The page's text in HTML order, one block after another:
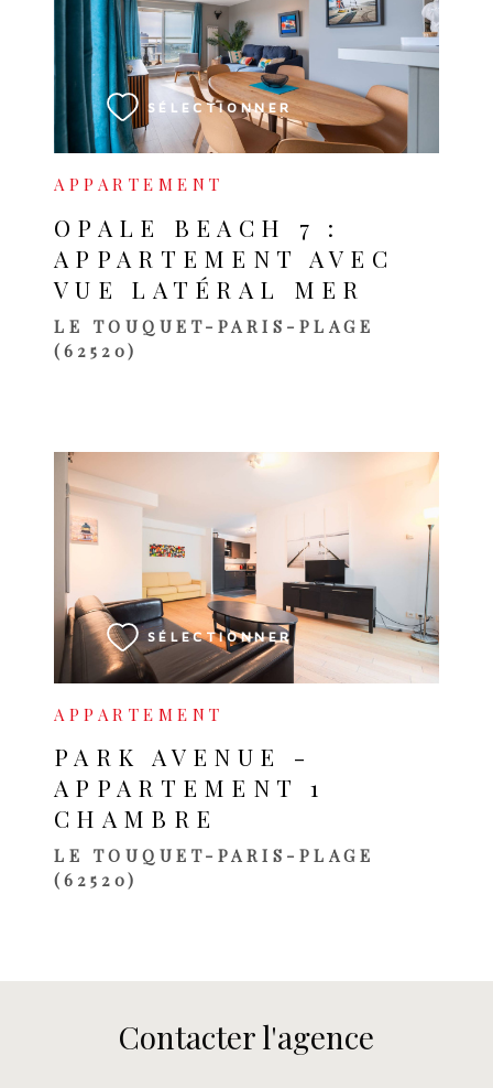
APPARTEMENT
OPALE BEACH 7 :
APPARTEMENT AVEC
VUE LATÉRAL MER
LE TOUQUET-PARIS-PLAGE
(62520)
SÉLECTIONNER
VOIR LE BIEN
APPARTEMENT
PARK AVENUE -
APPARTEMENT 1
CHAMBRE
LE TOUQUET-PARIS-PLAGE
(62520)
SÉLECTIONNER
VOIR LE BIEN
Contacterl'agence